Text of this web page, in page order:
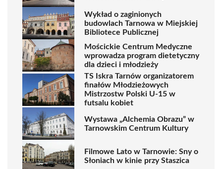
Wykład o zaginionych
budowlach Tarnowa w Miejskiej
Bibliotece Publicznej
Mościckie Centrum Medyczne
wprowadza program dietetyczny
dla dzieci i młodzieży
TS Iskra Tarnów organizatorem
finałów Młodzieżowych
Mistrzostw Polski U-15 w
futsalu kobiet
Wystawa „Alchemia Obrazu” w
Tarnowskim Centrum Kultury
Filmowe Lato w Tarnowie: Sny o
Słoniach w kinie przy Staszica